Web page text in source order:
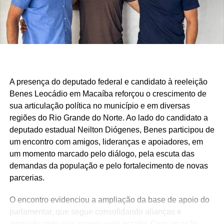
São centenas de requerimentos, dezenas de patrimônios
culturais reconhecidos, organizações apoiadas e
investimentos que chegam aos municípios por meio de
Mais do que discursos, Luiz Eduardo tem apresentado
ações concretas e resultados que reforçam seu
compromisso com o desenvolvimento do Rio Grande do
Norte. Um mandato presente, atuante e comprometido em
fazer a diferença na vida dos potiguares.
A presença do deputado federal e candidato à reeleição
Benes Leocádio em Macaíba reforçou o crescimento de
sua articulação política no município e em diversas
regiões do Rio Grande do Norte. Ao lado do candidato a
deputado estadual Neilton Diógenes, Benes participou de
um encontro com amigos, lideranças e apoiadores, em
um momento marcado pelo diálogo, pela escuta das
demandas da população e pelo fortalecimento de novas
parcerias.
O encontro evidenciou a ampliação da base de apoio do
parlamentar, que segue consolidando alianças e